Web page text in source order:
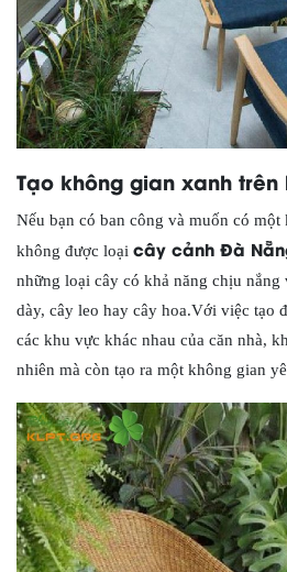
Tạo không gian xanh
Nếu bạn có ban công và muốn có một
không được loại cây cảnh Đà
những loại cây có khả năng chịu
dày, cây leo hay cây hoa.Với việc tạo
các khu vực khác nhau của căn nhà,
nhiên mà còn tạo ra một không gian